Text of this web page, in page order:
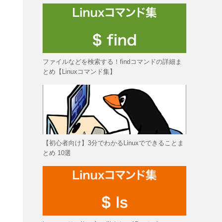
ファイルなどを検索する！findコマンドの詳細ま
とめ【Linuxコマンド集】
【初心者向け】3分でわかるLinuxでできることま
とめ 10選